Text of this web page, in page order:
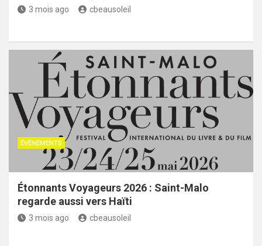
3 mois ago cbeausoleil
ÉVÉNEMENTS
Étonnants Voyageurs 2026 : Saint-Malo
regarde aussi vers Haïti
3 mois ago cbeausoleil